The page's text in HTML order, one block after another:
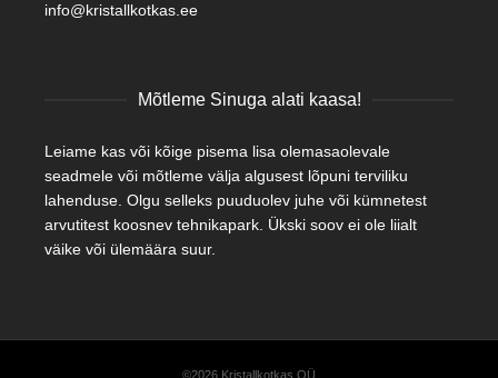
info@kristallkotkas.ee
Mõtleme Sinuga alati kaasa!
Leiame kas või kõige pisema lisa olemasaolevale
seadmele või mõtleme välja algusest lõpuni terviliku
lahenduse. Olgu selleks puuduolev juhe või kümnetest
arvutitest koosnev tehnikapark. Ükski soov ei ole liialt
väike või ülemäära suur.
©2026 Kristallkotkas OÜ